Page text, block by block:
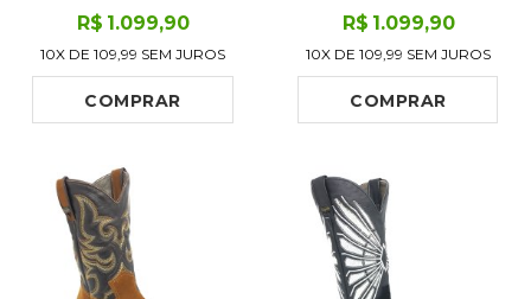
PRETA - CANO ALTO,
BICO QUADRADO,
SOLADO FLEX COMFORT
R$ 1.099,90
10X DE 109,99 SEM JUROS
COMPRAR
PRETA - CANO ALTO,
BICO QUADRADO,
SOLADO FLEX COMFORT
R$ 1.099,90
10X DE 109,99 SEM JUROS
COMPRAR